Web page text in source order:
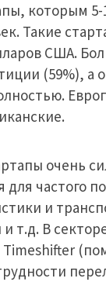
которым
Такие
США.
(59%), а
очень
частого
и
т.д. В